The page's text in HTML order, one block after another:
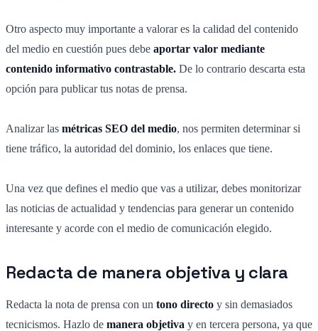
Otro aspecto muy importante a valorar es la calidad del contenido
del medio en cuestión pues debe aportar valor mediante
contenido informativo contrastable. De lo contrario descarta esta
opción para publicar tus notas de prensa.
Analizar las métricas SEO del medio, nos permiten determinar si
tiene tráfico, la autoridad del dominio, los enlaces que tiene.
Una vez que defines el medio que vas a utilizar, debes monitorizar
las noticias de actualidad y tendencias para generar un contenido
interesante y acorde con el medio de comunicación elegido.
Redacta de manera objetiva y clara
Redacta la nota de prensa con un tono directo y sin demasiados
tecnicismos. Hazlo de manera objetiva y en tercera persona, ya que